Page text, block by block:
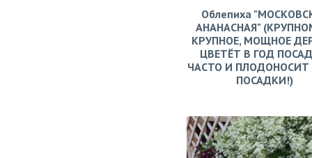
Облепиха
АНАНАСНАЯ"
КРУПНОЕ, МОЩНОЕ
ЦВЕТЁТ В ГОД
ЧАСТО И ПЛОДОНОСИТ
ПОСАДКИ!)